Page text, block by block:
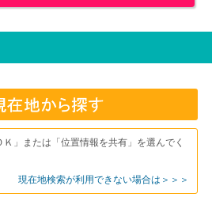
」または「位置情報を共有」を選んでく
現在地検索が利用できない場合は＞＞＞